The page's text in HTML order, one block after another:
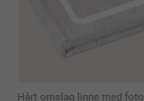
Hårt omslag linne med foto